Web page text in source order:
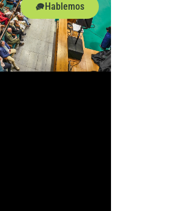
Hablemos